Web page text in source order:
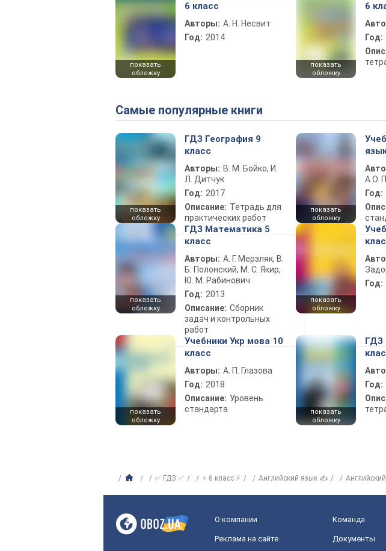
показать
обложку
6 класс
Авторы: А. Н. Несвит
Год: 2014
показать
обложку
6
Год:
Самые популярные книги
показать
обложку
ГДЗ География 9
класс
Авторы: В. М. Бойко, И.
Л. Дитчук
Год: 2017
Описание: Тетрадь для
практических работ
показать
обложку
А.О.
Год:
показать
обложку
ГДЗ Математика 5
класс
Авторы: А. Г. Мерзляк, В.
Б. Полонский, М. С. Якир,
Ю. М. Рабинович
Год: 2013
Описание: Сборник
задач и контрольных
работ
показать
обложку
Год:
показать
обложку
Учебники Укр мова 10
класс
Авторы: А. П. Глазова
Год: 2018
Описание: Уровень
стандарта
показать
обложку
ГДЗ
Год:
✅ ГДЗ ✅ ⚡ 6 класс ⚡ Английский язык ✍
О компании Команда
Реклама на сайте Документы